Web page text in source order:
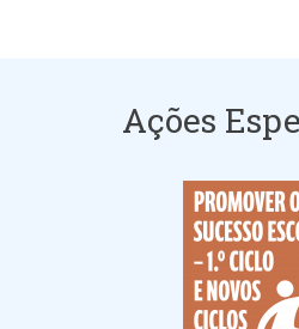
Ações